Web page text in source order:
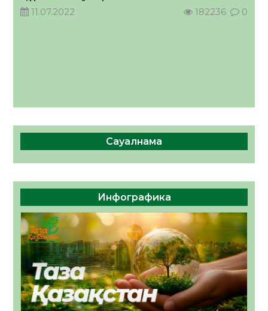
11.07.2022
182236 0
Сауалнама
Инфографика